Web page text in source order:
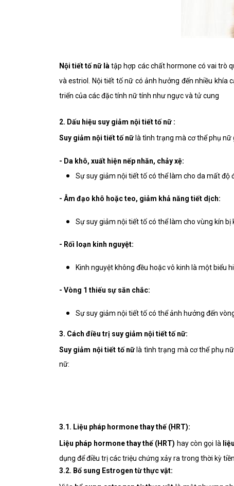
Nội tiết tố nữ làtập hợp các chất hormone có vai trò
và estriol. Nội tiết tố nữ có ảnh hưởng đến nhiều khía
triển của các đặc tính nữ tính như ngực và tử cung
2. Dấu hiệu suy giảm nội tiết tố nữ :
Suy giảm nội tiết tố nữ là tình trạng mà cơ thể phụ
- Da khô, xuất hiện nếp nhăn, chảy xệ:
Sự suy giảm nội tiết tố có thể làm cho da mất độ
- Âm đạo khô hoặc teo, giảm khả năng tiết dịch:
Sự suy giảm nội tiết tố có thể làm cho vùng kín
- Rối loạn kinh nguyệt:
Kinh nguyệt không đều hoặc vô kinh là một biểu
- Vòng 1 thiếu sự săn chắc:
Sự suy giảm nội tiết tố có thể ảnh hưởng đến
3. Cách điều trị suy giảm nội tiết tố nữ:
Suy giảm nội tiết tố nữ là tình trạng mà cơ thể phụ
nữ:
3.1. Liệu pháp hormone thay thế (HRT):
Liệu pháp hormone thay thế (HRT) hay còn gọi là
dụng để điều trị các triệu chứng xảy ra trong thời kỳ
3.2. Bổ sung Estrogen từ thực vật: